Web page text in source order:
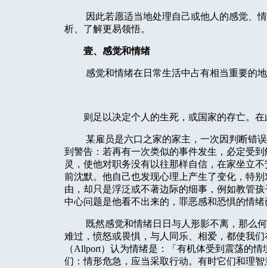
因此若愿适当地处理自己或他人的感觉、
析、了解更易领悟。
壹、感觉和情绪
感觉和情绪在日常生活中占有相当重要的
则足以决定个人的生死，或国家的存亡。
某雇员是六口之家的家主，一次因判断错
到警告：若再有一次类似的事件发生，必定受
灵，使他对职务没有以往那样自信，在家坐立
前沈默。他自己也发现心理上产生了变化，特
由，却只是浮泛或不著边际的细事，例如教管
中心问题是他看不出来的，罪恶感和恐惧的情
既然感觉和情绪日日与人形影不离，那么
难过，愤怒或畏惧，与人同乐、相爱，都使我
（Allport）认为情绪是：「有机体受到震荡的
们：情形危急，应当采取行动。有时它们和理